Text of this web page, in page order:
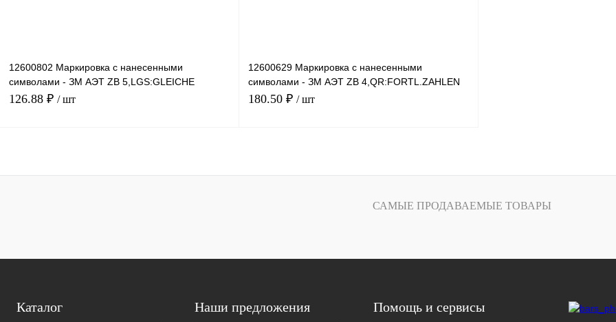
12600802 Маркировка с нанесенными
символами - ЗМ АЭТ ZB 5,LGS:GLEICHE
ZAHLEN 55
126.88 ₽ / шт
12600629 Маркировка с нанесенными
символами - ЗМ АЭТ ZB 4,QR:FORTL.ZAHLEN
21-30
180.50 ₽ / шт
САМЫЕ ПРОДАВАЕМЫЕ ТОВАРЫ
Каталог Наши предложения Помощь и сервисы